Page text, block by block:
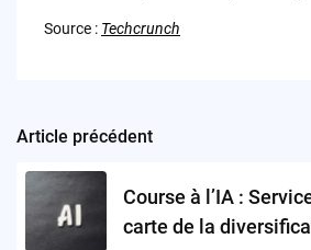
Source : Techcrunch
Post
navigation
Article précédent
Course à l’IA :
carte de la